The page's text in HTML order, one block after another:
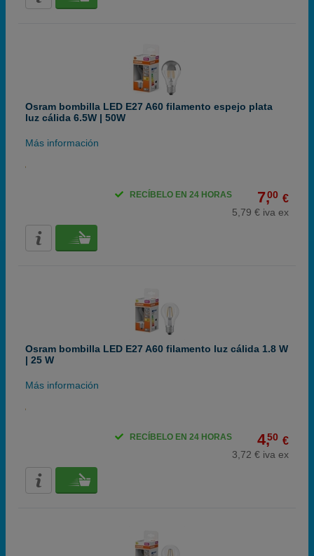
Osram bombilla LED E27 A60 filamento espejo plata
luz cálida 6.5W | 50W
Más información
7,00 €
5,79 € iva ex
RECÍBELO EN 24 HORAS
Osram bombilla LED E27 A60 filamento luz cálida 1.8 W
| 25 W
Más información
4,50 €
3,72 € iva ex
RECÍBELO EN 24 HORAS